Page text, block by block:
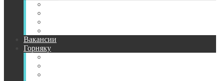
Вакансии
Горняку